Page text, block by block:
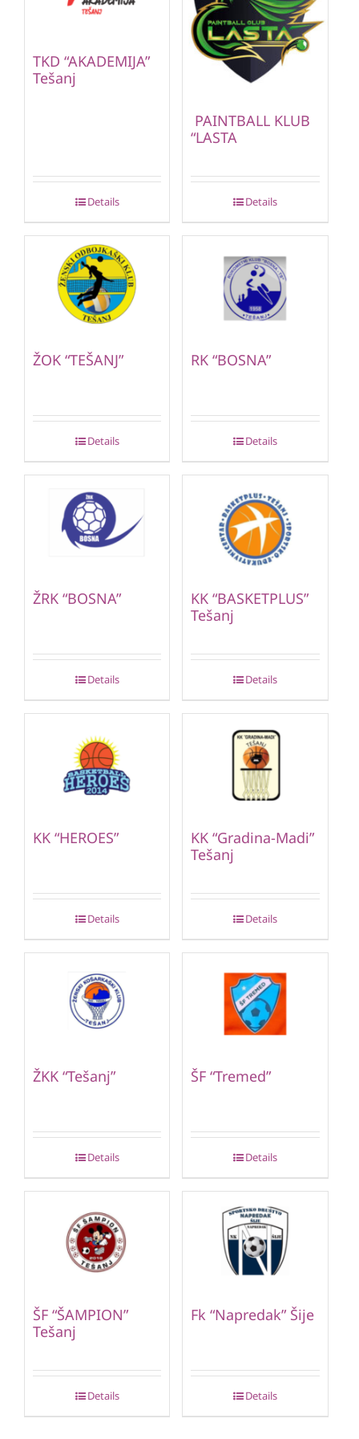
TKD “AKADEMIJA”
Tešanj
Details
PAINTBALL KLUB
“LASTA
Details
ŽOK “TEŠANJ”
Details
RK “BOSNA”
Details
ŽRK “BOSNA”
Details
KK “BASKETPLUS”
Tešanj
Details
KK “HEROES”
Details
KK “Gradina-Madi”
Tešanj
Details
ŽKK “Tešanj”
Details
ŠF “Tremed”
Details
ŠF “ŠAMPION”
Tešanj
Details
Fk “Napredak” Šije
Details